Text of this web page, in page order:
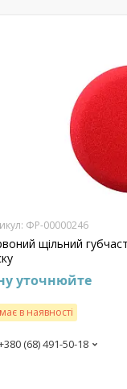
ФР-00000246
щільний
уточнюйте
в наявності
(68) 491-50-18